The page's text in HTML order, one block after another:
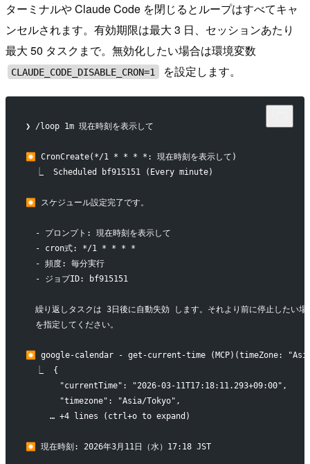
ターミナルや Claude Code を閉じるとループはすべてキャ
ンセルされます。有効期限は最大 3 日、セッションあたり
最大 50 タスクまで。無効化したい場合は環境変数
CLAUDE_CODE_DISABLE_CRON=1 を設定します。
❯ /loop 1m 現在時刻を表示して
⏺ CronCreate(*/1 * * * *: 現在時刻を表示して)
  ⎿  Scheduled bf915151 (Every minute)
⏺ スケジュール設定完了です。
  - プロンプト: 現在時刻を表示して
  - cron式: */1 * * * *
  - 頻度: 毎分実行
  - ジョブID: bf915151
繰り返しタスクは 3日後に自動失効 します。それより前に停止した
  を指定してください。
⏺ google-calendar - get-current-time (MCP)(timeZone:
  ⎿  {
       "currentTime": "2026-03-11T17:18:11.293+09:00",
       "timezone": "Asia/Tokyo",
     … +4 lines (ctrl+o to expand)
⏺ 現在時刻: 2026年3月11日（水）17:18 JST